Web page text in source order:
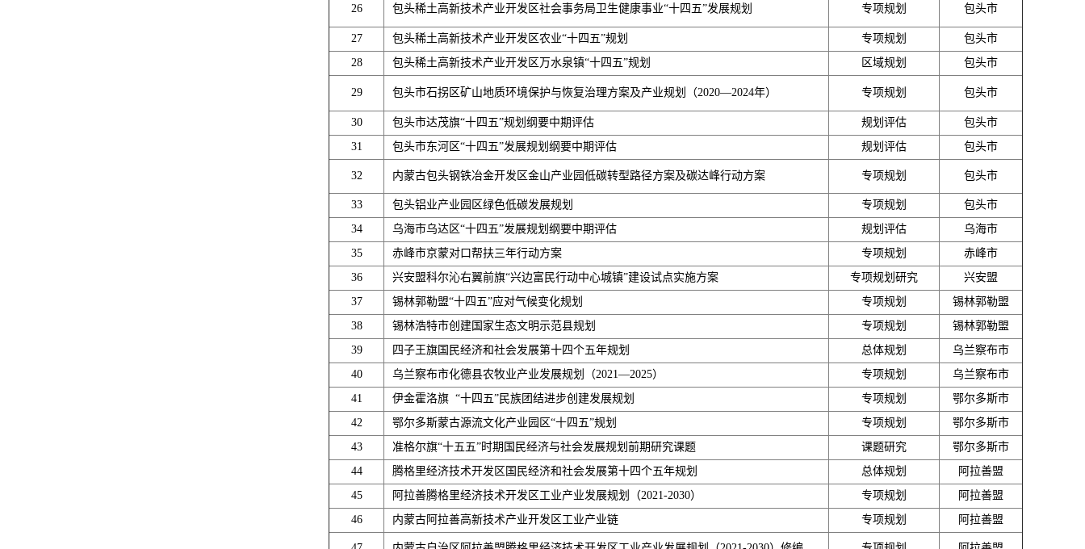
26 包头稀土高新技术产业开发区社会事务局卫生健康事业“十四五”发展规划 专项规划 包头市
27 包头稀土高新技术产业开发区农业“十四五”规划 专项规划
包头市
28
包头稀土高新技术产业开发区万水泉镇“十四五”规划 区域规划 包头市
29 包头市石拐区矿山地质环境保护与恢复治理方案及产业规划（2020—2024年） 专项规划 包头市
30 包头市达茂旗“十四五”规划纲要中期评估 规划评估
包头市
31
包头市东河区“十四五”发展规划纲要中期评估 规划评估 包头市
32 内蒙古包头钢铁冶金开发区金山产业园低碳转型路径方案及碳达峰行动方案 专项规划 包头市
33 包头铝业产业园区绿色低碳发展规划 专项规划
包头市
34
乌海市乌达区“十四五”发展规划纲要中期评估 规划评估
乌海市
35
赤峰市京蒙对口帮扶三年行动方案 专项规划
赤峰市
36
兴安盟科尔沁右翼前旗“兴边富民行动中心城镇”建设试点实施方案 专项规划研究
兴安盟
37
锡林郭勒盟“十四五”应对气候变化规划 专项规划
锡林郭勒盟
38
锡林浩特市创建国家生态文明示范县规划 专项规划
锡林郭勒盟
39
四子王旗国民经济和社会发展第十四个五年规划 总体规划
乌兰察布市
40
乌兰察布市化德县农牧业产业发展规划（2021—2025） 专项规划
乌兰察布市
41
伊金霍洛旗 “十四五”民族团结进步创建发展规划 专项规划
鄂尔多斯市
42
鄂尔多斯蒙古源流文化产业园区“十四五”规划 专项规划
鄂尔多斯市
43
准格尔旗“十五五”时期国民经济与社会发展规划前期研究课题 课题研究
鄂尔多斯市
44
腾格里经济技术开发区国民经济和社会发展第十四个五年规划 总体规划
阿拉善盟
45
阿拉善腾格里经济技术开发区工业产业发展规划（2021-2030） 专项规划
阿拉善盟
46
内蒙古阿拉善高新技术产业开发区工业产业链 专项规划 阿拉善盟